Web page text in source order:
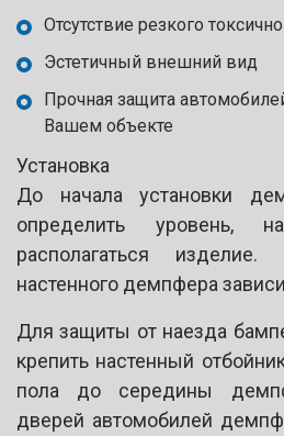
Отсутствие резкого
Эстетичный внешний вид
Прочная защита
Вашем объекте
Установка
До начала установки
определить уровень,
располагаться
настенного демпфера
Для защиты от наезда
крепить настенный
пола до середины
дверей автомобилей